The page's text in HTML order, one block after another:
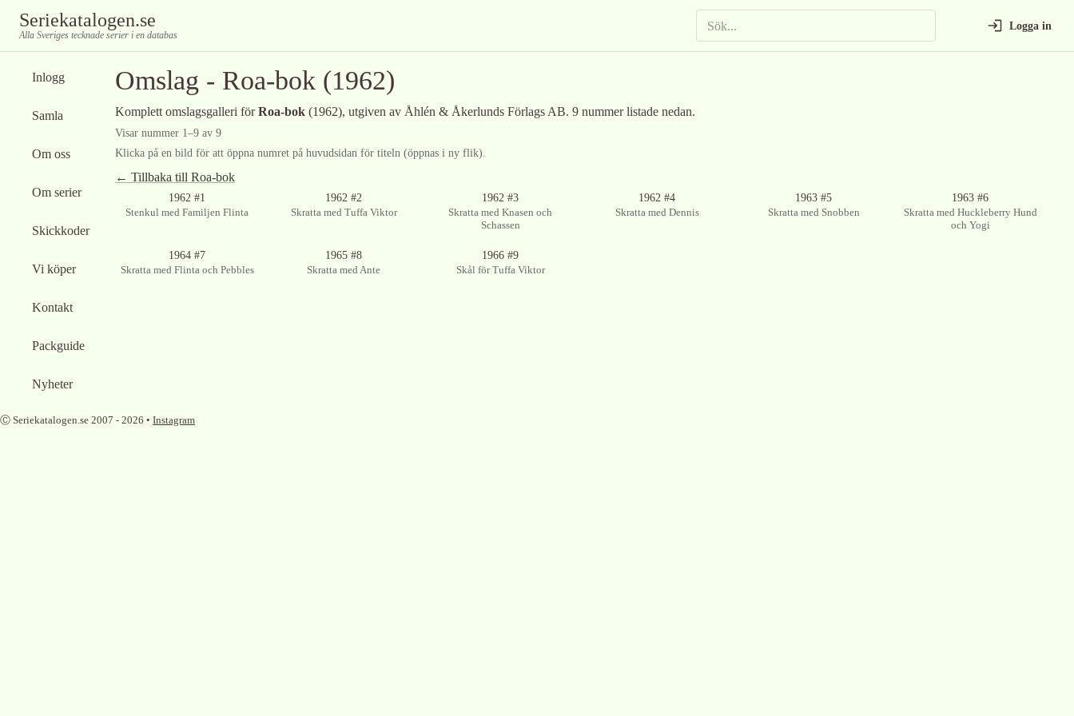
Seriekatalogen.se
Alla Sveriges tecknade serier i en databas
Logga in
Inlogg
Samla
Om oss
Om serier
Skickkoder
Vi köper
Kontakt
Packguide
Nyheter
Omslag - Roa-bok (1962)
Komplett omslagsgalleri förRoa-bok (1962), utgiven av Åhlén & Åkerlunds Förlags AB. 9 nummer listade nedan.
Visar nummer 1–9 av 9
Klicka på en bild för att öppna numret på huvudsidan för titeln (öppnas i ny flik).
← Tillbaka till Roa-bok
1962 #1
Stenkul med Familjen Flinta
1962 #2
Skratta med Tuffa Viktor
1962 #3
Skratta med Knasen och
Schassen
1962 #4
Skratta med Dennis
1963 #5
Skratta med Snobben
Ingen bild tillgänglig
1963 #6
Skratta med Huckleberry Hund
och Yogi
Ingen bild tillgänglig
1964 #7
Skratta med Flinta och Pebbles
1965 #8
Skratta med Ante
1966 #9
Skål för Tuffa Viktor
Ⓒ Seriekatalogen.se 2007 - 2026 • Instagram